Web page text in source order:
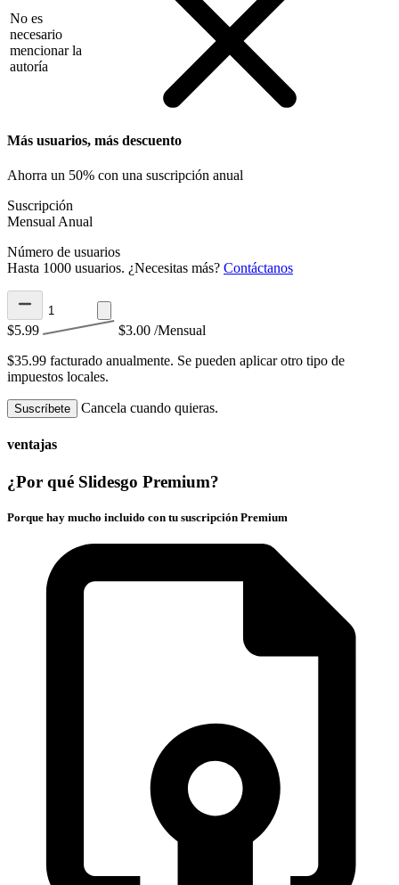
No es
necesario
mencionar la
autoría
Más usuarios, más descuento
Ahorra un 50% con una suscripción anual
Suscripción
Mensual Anual
Número de usuarios
Hasta 1000 usuarios. ¿Necesitas más? Contáctanos
$5.99 $3.00 /Mensual
$35.99 facturado anualmente. Se pueden aplicar otro tipo de
impuestos locales.
Suscríbete Cancela cuando quieras.
ventajas
¿Por qué Slidesgo Premium?
Porque hay mucho incluido con tu suscripción Premium